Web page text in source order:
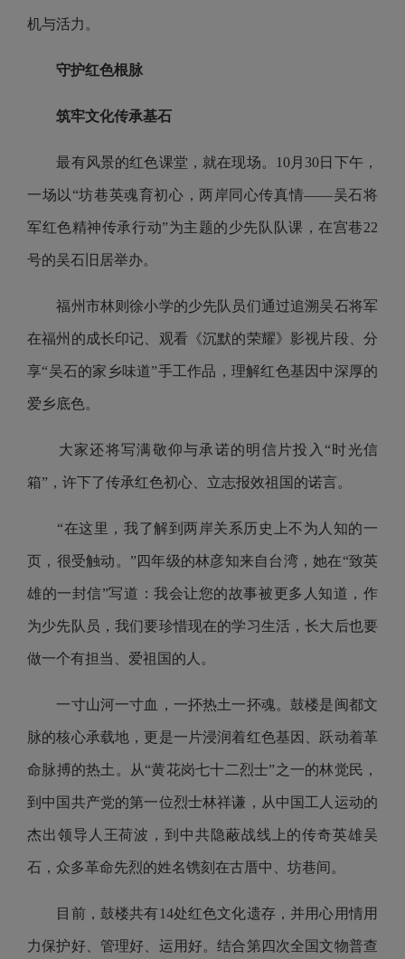
机与活力。
守护红色根脉
筑牢文化传承基石
最有风景的红色课堂，就在现场。10月30日下午，
一场以“坊巷英魂育初心，两岸同心传真情——吴石将
军红色精神传承行动”为主题的少先队队课，在宫巷22
号的吴石旧居举办。
福州市林则徐小学的少先队员们通过追溯吴石将军
在福州的成长印记、观看《沉默的荣耀》影视片段、分
享“吴石的家乡味道”手工作品，理解红色基因中深厚的
爱乡底色。
大家还将写满敬仰与承诺的明信片投入“时光信
箱”，许下了传承红色初心、立志报效祖国的诺言。
“在这里，我了解到两岸关系历史上不为人知的一
页，很受触动。”四年级的林彦知来自台湾，她在“致英
雄的一封信”写道：我会让您的故事被更多人知道，作
为少先队员，我们要珍惜现在的学习生活，长大后也要
做一个有担当、爱祖国的人。
一寸山河一寸血，一抔热土一抔魂。鼓楼是闽都文
脉的核心承载地，更是一片浸润着红色基因、跃动着革
命脉搏的热土。从“黄花岗七十二烈士”之一的林觉民，
到中国共产党的第一位烈士林祥谦，从中国工人运动的
杰出领导人王荷波，到中共隐蔽战线上的传奇英雄吴
石，众多革命先烈的姓名镌刻在古厝中、坊巷间。
目前，鼓楼共有14处红色文化遗存，并用心用情用
力保护好、管理好、运用好。结合第四次全国文物普查